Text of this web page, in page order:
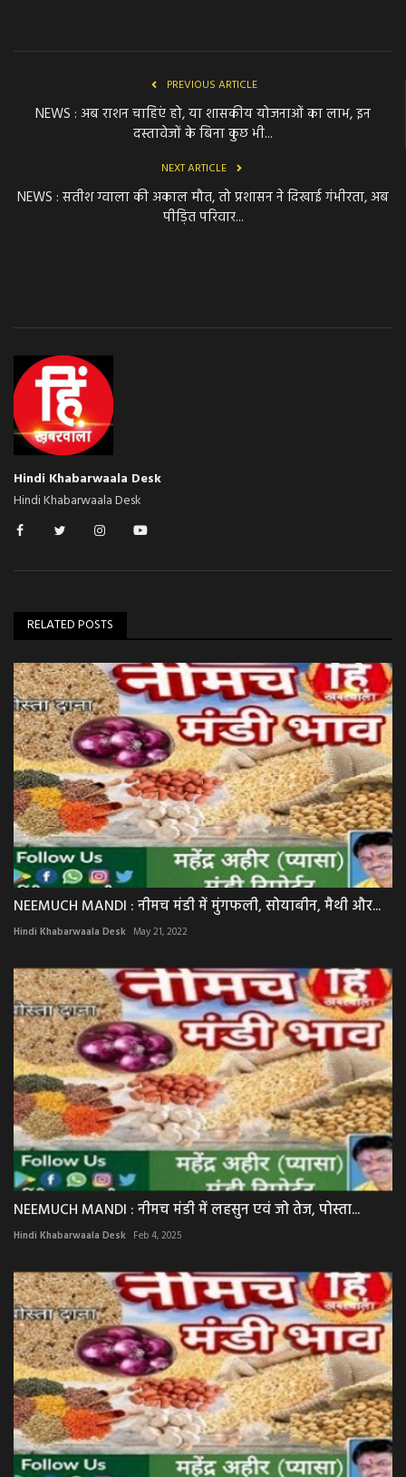
PREVIOUS ARTICLE
NEWS : अब राशन चाहिएं हो, या शासकीय योजनाओं का लाभ, इन
दस्तावेजों के बिना कुछ भी...
NEXT ARTICLE
NEWS : सतीश ग्‍वाला की अकाल मौत, तो प्रशासन ने दिखाई गंभीरता, अब
पीड़ि‍त परिवार...
Hindi Khabarwaala Desk
Hindi Khabarwaala Desk
RELATED POSTS
NEEMUCH MANDI : नीमच मंडी में मुंगफली, सोयाबीन, मैथी और...
Hindi Khabarwaala Desk May 21, 2022
NEEMUCH MANDI : नीमच मंडी में लहसुन एवं जो तेज, पोस्ता...
Hindi Khabarwaala Desk Feb 4, 2025